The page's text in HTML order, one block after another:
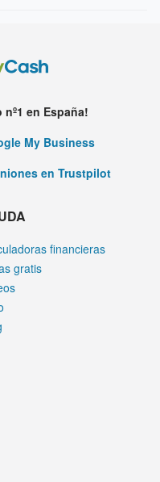
en España!
My Business
en Trustpilot
financieras
gratis